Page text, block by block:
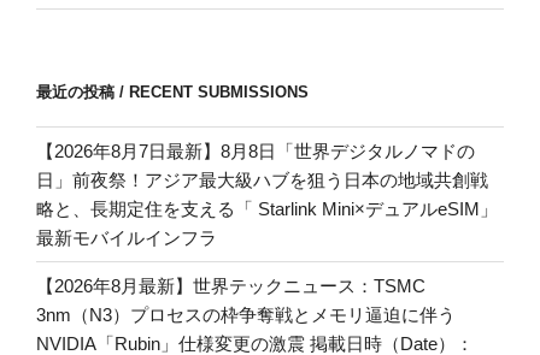
最近の投稿 / RECENT SUBMISSIONS
【2026年8月7日最新】8月8日「世界デジタルノマドの
日」前夜祭！アジア最大級ハブを狙う日本の地域共創戦
略と、長期定住を支える「 Starlink Mini×デュアルeSIM」
最新モバイルインフラ
【2026年8月最新】世界テックニュース：TSMC
3nm（N3）プロセスの枠争奪戦とメモリ逼迫に伴う
NVIDIA「Rubin」仕様変更の激震 掲載日時（Date）：